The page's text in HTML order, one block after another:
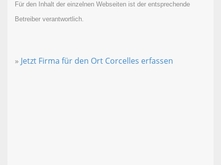
Für den Inhalt der einzelnen Webseiten ist der entsprechende
Betreiber verantwortlich.
» Jetzt Firma für den Ort Corcelles erfassen